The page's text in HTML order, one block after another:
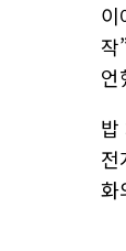
이
작
언
밥
전
화